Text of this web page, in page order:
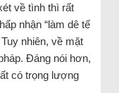
về tình thì rất
nhận “làm dê tế
nhiên, về mặt
Đáng nói hơn,
có trọng lượng